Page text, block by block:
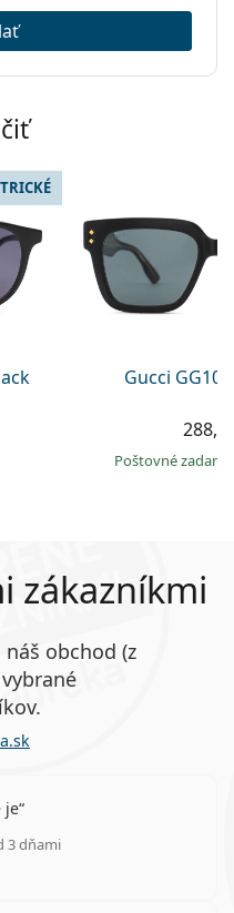
Gucci
Poštovné
zákazníkmi
obchod (z
je
3 dňami
5 z 5